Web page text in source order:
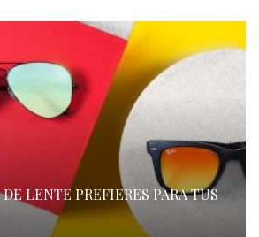
LENTE PREFIERES PARA TUS